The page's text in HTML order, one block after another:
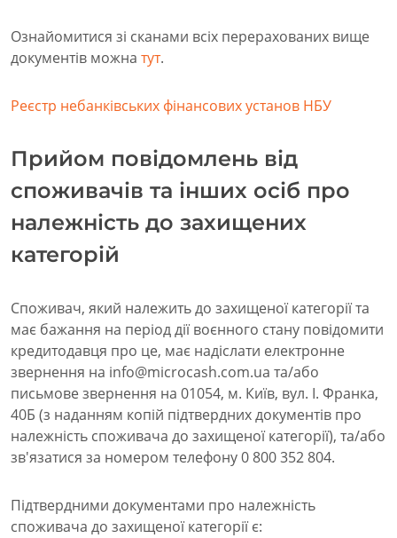
Ознайомитися зі сканами всіх перерахованих вище
документів можна тут.
Реєстр небанківських фінансових установ НБУ
Прийом повідомлень від
споживачів та інших осіб про
належність до захищених
категорій
Споживач, який належить до захищеної категорії та
має бажання на період дії воєнного стану повідомити
кредитодавця про це, має надіслати електронне
звернення на info@microcash.com.ua та/або
письмове звернення на 01054, м. Київ, вул. І. Франка,
40Б (з наданням копій підтвердних документів про
належність споживача до захищеної категорії), та/або
зв'язатися за номером телефону 0 800 352 804.
Підтвердними документами про належність
споживача до захищеної категорії є: